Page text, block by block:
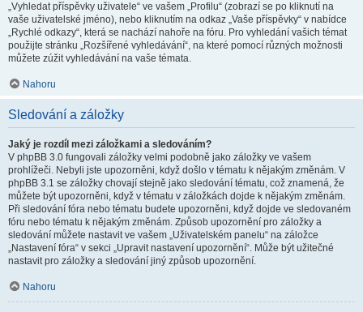
„Vyhledat příspěvky uživatele“ ve vašem „Profilu“ (zobrazí se po kliknutí na
vaše uživatelské jméno), nebo kliknutím na odkaz „Vaše příspěvky“ v nabídce
„Rychlé odkazy“, která se nachází nahoře na fóru. Pro vyhledání vašich témat
použijte stránku „Rozšířené vyhledávání“, na které pomocí různých možnosti
můžete zúžit vyhledávání na vaše témata.
Nahoru
Sledování a záložky
Jaký je rozdíl mezi záložkami a sledováním?
V phpBB 3.0 fungovali záložky velmi podobně jako záložky ve vašem
prohlížeči. Nebyli jste upozorněni, když došlo v tématu k nějakým změnám. V
phpBB 3.1 se záložky chovají stejně jako sledování tématu, což znamená, že
můžete být upozorněni, když v tématu v záložkách dojde k nějakým změnám.
Při sledování fóra nebo tématu budete upozorněni, když dojde ve sledovaném
fóru nebo tématu k nějakým změnám. Způsob upozornění pro záložky a
sledování můžete nastavit ve vašem „Uživatelském panelu“ na záložce
„Nastavení fóra“ v sekci „Upravit nastavení upozornění“. Může být užitečné
nastavit pro záložky a sledování jiný způsob upozornění.
Nahoru